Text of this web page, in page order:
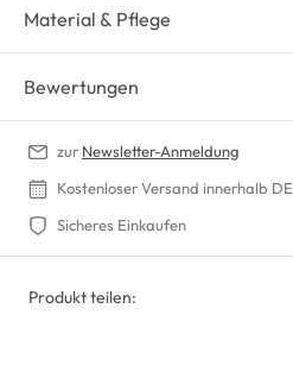
Material & Pflege
Bewertungen
zur Newsletter-Anmeldung
Kostenloser Versand innerhalb DE
Sicheres Einkaufen
Produkt teilen: